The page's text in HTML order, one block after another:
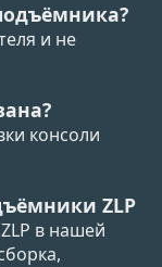
и не
консоли
ZLP
в нашей